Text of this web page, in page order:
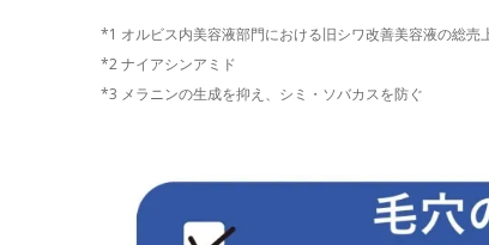
*1 オルビス内美容液部門における旧シワ改善美容液の総売
*2 ナイアシンアミド
*3 メラニンの生成を抑え、シミ・ソバカスを防ぐ